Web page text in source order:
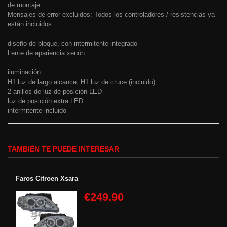
de montaje
Mensajes de error excluidos: Todos los controladores / resistencias ya
están incluidos
diseño de bloque, con intermitente integrado
Lente de apariencia xenón
iluminación:
H1 luz de largo alcance, H1 luz de cruce (incluido)
2 anillos de luz de posición LED
luz de posición extra LED
intermitente incluido
TAMBIÉN TE PUEDE INTERESAR
Faros Citroen Xsara
€249.90